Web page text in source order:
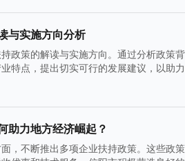
与实施方向分析
政策的解读与实施方向。通过分析政策
特点，提出切实可行的发展建议，以助
助力地方经济崛起？
，不断推出多项企业扶持政策。这些政